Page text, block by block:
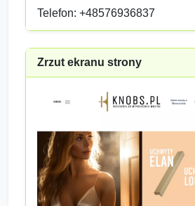
Telefon: +48576936837
Zrzut ekranu strony